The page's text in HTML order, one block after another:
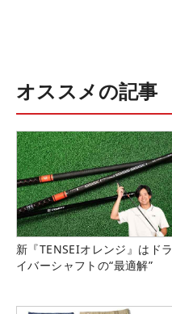
オススメの記事
新『TENSEIオレンジ』はドラ
イバーシャフトの“最適解”